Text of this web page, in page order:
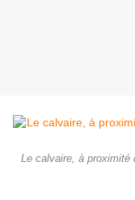
Le calvaire, à proximité